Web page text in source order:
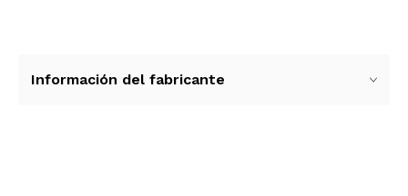
segundos para asegurar una adherencia optima
Información del fabricante